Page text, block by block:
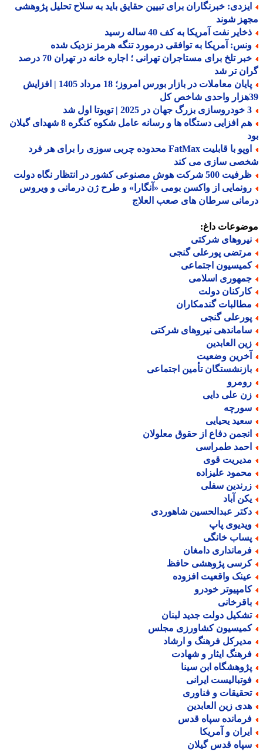
خبرنگاران برای تبیین حقایق باید به سلاح تحلیل پژوهشی
شوند
نفت آمریکا به کف 40 ساله رسید
آمریکا به توافقی درمورد تنگه هرمز نزدیک شده
خبر تلخ برای مستاجران تهرانی ؛ اجاره خانه در تهران 70 درصد
تر شد
پایان معاملات در بازار بورس امروز؛ 18 مرداد 1405 | افزایش
هم افزایی دستگاه ها و رسانه عامل شکوه کنگره 8 شهدای گیلان
اوپو با قابلیت FatMax محدوده چربی سوزی را برای هر فرد
سازی می کند
شرکت هوش مصنوعی کشور در انتظار نگاه دولت
از واکسن بومی «آنگارا» و طرح ژن درمانی و ویروس
سرطان های صعب العلاج
داغ:
شرکتی
پورعلی گنجی
اجتماعی
اسلامی
دولت
گندمکاران
گنجی
نیروهای شرکتی
العابدین
وضعیت
تأمین اجتماعی
علی دایی
یحیایی
دفاع از حقوق معلولان
طمراسی
قوی
علیزاده
سفلی
آباد
عبدالحسین شاهوردی
پاپ
خانگی
دامغان
پژوهشی حافظ
واقعیت افزوده
خودرو
دولت جدید لبنان
کشاورزی مجلس
فرهنگ و ارشاد
ایثار و شهادت
ابن سینا
ایرانی
و فناوری
زین العابدین
سپاه قدس
و آمریکا
قدس گیلان